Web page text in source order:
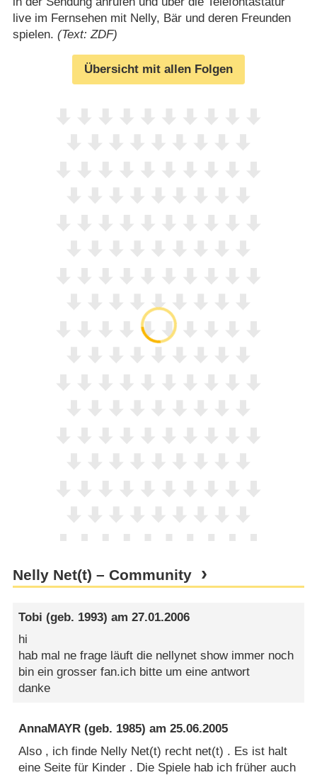
live im Fernsehen mit Nelly, Bär und deren Freunden
spielen. (Text: ZDF)
Übersicht mit allen Folgen
Nelly Net(t) – Community
Tobi (geb. 1993) am27.01.2006
hi
hab mal ne frage läuft die nellynet show immer noch
bin ein grosser fan.ich bitte um eine antwort
danke
AnnaMAYR (geb. 1985) am25.06.2005
Also , ich finde Nelly Net(t) recht net(t) . Es ist halt
eine Seite für Kinder . Die Spiele hab ich früher auch